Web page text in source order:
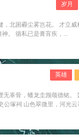
岁月
北困霾尘雾岂花。 才立
。 循私已是膏肓疾，...
英雄
辜骨，蟠龙圭觊颂德铭。
公塚祠 山色翠微里，河光云